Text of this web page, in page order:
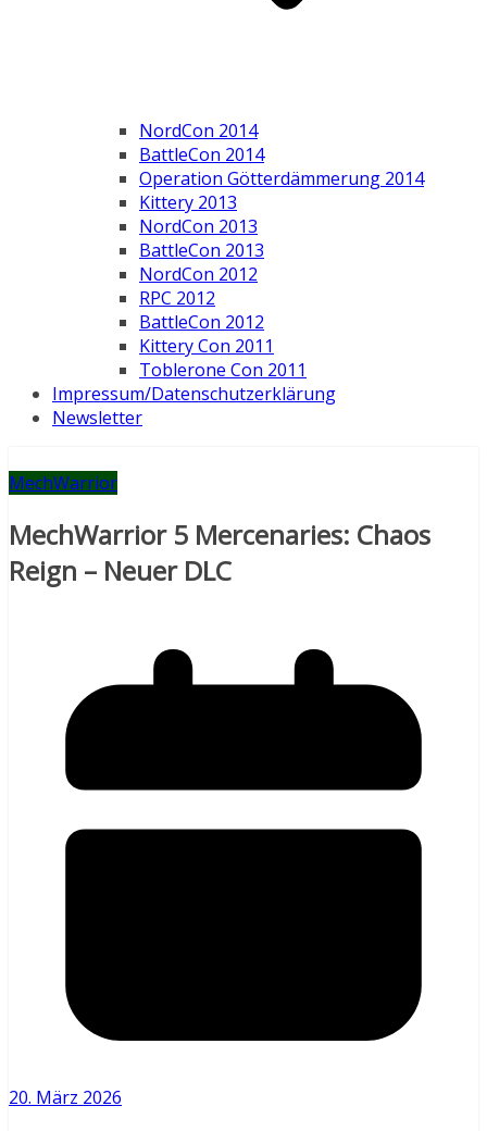
NordCon 2014
BattleCon 2014
Operation Götterdämmerung 2014
Kittery 2013
NordCon 2013
BattleCon 2013
NordCon 2012
RPC 2012
BattleCon 2012
Kittery Con 2011
Toblerone Con 2011
Impressum/Datenschutzerklärung
Newsletter
MechWarrior
MechWarrior 5 Mercenaries: Chaos
Reign – Neuer DLC
20. März 2026